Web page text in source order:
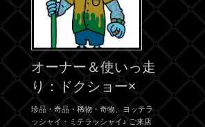
オーナー＆使いっ走
り：ドクショー×
珍品・奇品・稀物・奇物、ヨッテラ
ッシャイ・ミテラッシャイ♪ ご来店